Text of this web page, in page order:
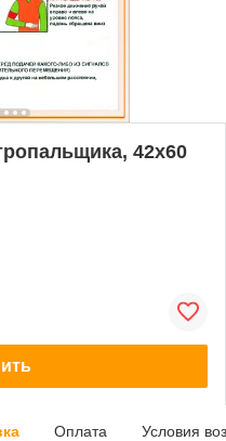
42х60
Оплата Условия